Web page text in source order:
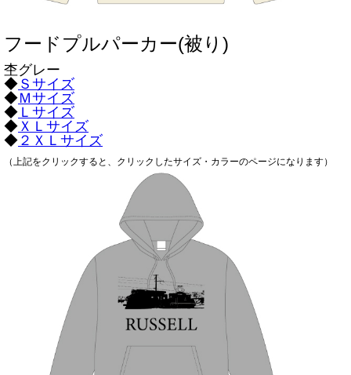
フードプルパーカー(被り)
杢グレー
◆ Ｓサイズ
◆Ｍサイズ
◆ Ｌサイズ
◆ ＸＬサイズ
◆ ２ＸＬサイズ
（上記をクリックすると、クリックしたサイズ・カラーのページになります）